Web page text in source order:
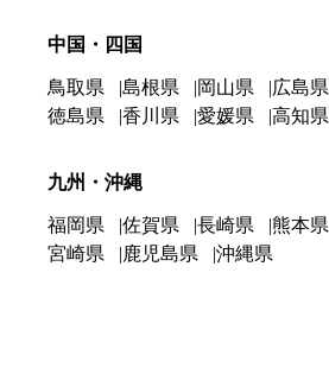
中国・四国
鳥取県 島根県 岡山県 広島県
徳島県
香川県 愛媛県 高知県
九州・沖縄
福岡県 佐賀県 長崎県 熊本県
宮崎県
鹿児島県 沖縄県